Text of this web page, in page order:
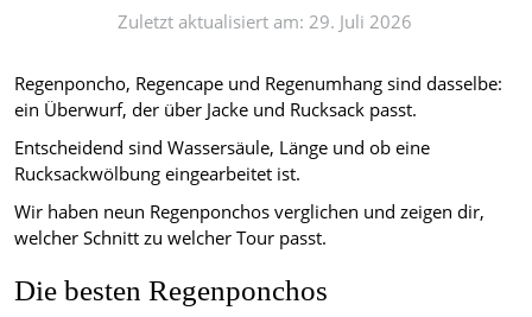
Zuletzt aktualisiert am: 29. Juli 2026
Regenponcho, Regencape und Regenumhang sind dasselbe:
ein Überwurf, der über Jacke und Rucksack passt.
Entscheidend sind Wassersäule, Länge und ob eine
Rucksackwölbung eingearbeitet ist.
Wir haben neun Regenponchos verglichen und zeigen dir,
welcher Schnitt zu welcher Tour passt.
Die besten Regenponchos